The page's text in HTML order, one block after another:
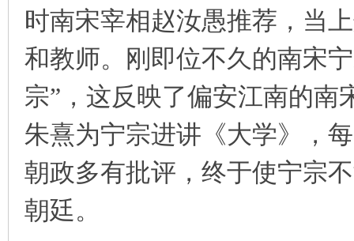
时南宋宰相赵汝愚推荐，当
和教师。刚即位不久的南宋
宗”，这反映了偏安江南的
朱熹为宁宗进讲《大学》，
朝政多有批评，终于使宁宗
朝廷。